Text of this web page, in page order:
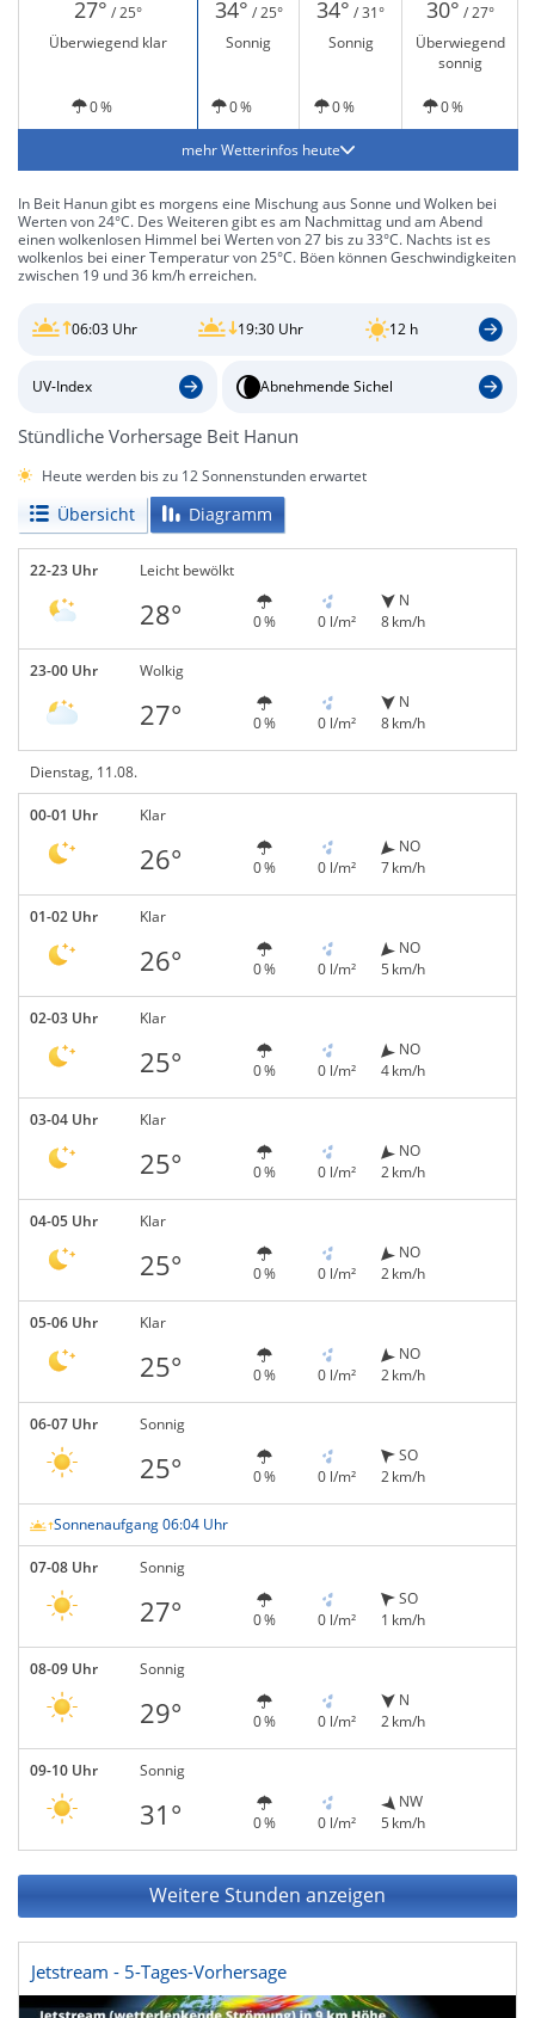
27° / 25° 34° / 25° 34° / 31° 30° / 27°
Überwiegend klar
Sonnig Sonnig
Überwiegend
sonnig
0 % 0 % 0 % 0 %
mehr Wetterinfos heute
In Beit Hanun gibt es morgens eine Mischung aus Sonne und Wolken bei
Werten von 24°C. Des Weiteren gibt es am Nachmittag und am Abend
einen wolkenlosen Himmel bei Werten von 27 bis zu 33°C. Nachts ist es
wolkenlos bei einer Temperatur von 25°C. Böen können Geschwindigkeiten
zwischen 19 und 36 km/h erreichen.
06:03 Uhr 19:30 Uhr 12 h
UV-Index Abnehmende Sichel
Stündliche Vorhersage Beit Hanun
Heute werden bis zu 12 Sonnenstunden erwartet
Übersicht Diagramm
22-23 Uhr Leicht bewölkt
28° 0 % 0 l/m²
N
8 km/h
23-00 Uhr Wolkig
27° 0 % 0 l/m²
N
8 km/h
Dienstag, 11.08.
00-01 Uhr Klar
26° 0 % 0 l/m²
NO
7 km/h
01-02 Uhr Klar
26° 0 % 0 l/m²
NO
5 km/h
02-03 Uhr Klar
25° 0 % 0 l/m²
NO
4 km/h
03-04 Uhr Klar
25° 0 % 0 l/m²
NO
2 km/h
04-05 Uhr Klar
25° 0 % 0 l/m²
NO
2 km/h
05-06 Uhr Klar
25° 0 % 0 l/m²
NO
2 km/h
06-07 Uhr Sonnig
25° 0 % 0 l/m²
SO
2 km/h
Sonnenaufgang 06:04 Uhr
07-08 Uhr Sonnig
27° 0 % 0 l/m²
SO
1 km/h
08-09 Uhr Sonnig
29° 0 % 0 l/m²
N
2 km/h
09-10 Uhr Sonnig
31° 0 % 0 l/m²
NW
5 km/h
Weitere Stunden anzeigen
Jetstream - 5-Tages-Vorhersage